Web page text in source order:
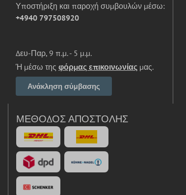
Υποστήριξη και παροχή συμβουλών μέσω:
+4940 797508920
Δευ-Παρ, 9 π.μ. - 5 μ.μ.
Ή μέσω της φόρμας επικοινωνίας μας.
Ανάκληση σύμβασης
ΜΈΘΟΔΟΣ ΑΠΟΣΤΟΛΉΣ